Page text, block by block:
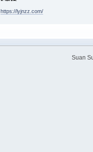
https://lyjnzz.com/
Suan